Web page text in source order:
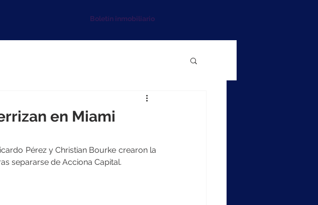
Boletín inmobiliario
en Miami
Pérez y Christian Bourke crearon la
separarse de Acciona Capital.